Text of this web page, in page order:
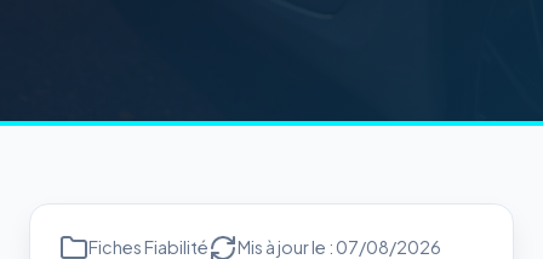
Fiches Fiabilité Mis à jour le : 07/08/2026